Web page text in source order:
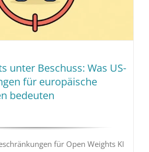
unter Beschuss: Was US-
für europäische
bedeuten
für Open Weights KI